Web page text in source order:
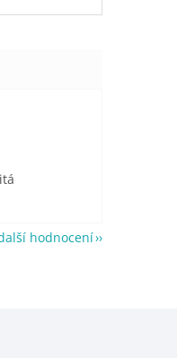
je 5 z 5 hvězdiček.
hodnocení